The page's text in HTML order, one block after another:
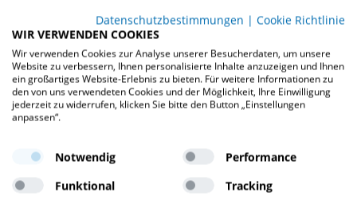
Unterweisung in lebensrettenden Sofortmaßnahmen
(mehr dazu unter:
https://www.verkehrscoaching.com/erste-hilfe-rechtliche-
grundlagen/)
WEITERE
VORAUSSETZUNGEN FÜR
FÜHRERSCHEIN-
ÖSTERREICH
Datenschutzbestimmungen | Cookie Richtlinie
WIR VERWENDEN COOKIES
Wir verwenden Cookies zur Analyse unserer Besucherdaten, um unsere
Website zu verbessern, Ihnen personalisierte Inhalte anzuzeigen und Ihnen
ein großartiges Website-Erlebnis zu bieten. Für weitere Informationen zu
den von uns verwendeten Cookies und der Möglichkeit, Ihre Einwilligung
jederzeit zu widerrufen, klicken Sie bitte den Button „Einstellungen
anpassen“.
Notwendig
Performance
Funktional
Tracking